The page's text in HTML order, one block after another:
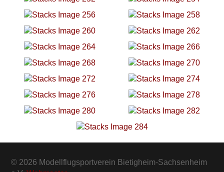
© 2026 Modellflugsportverein Bietigheim-Sachsenheim